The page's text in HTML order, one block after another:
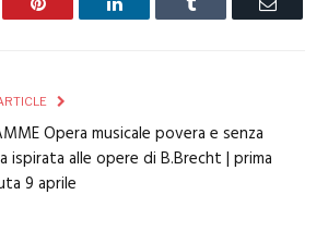
Opera musicale povera e senza
ispirata alle opere di B.Brecht | prima
9 aprile